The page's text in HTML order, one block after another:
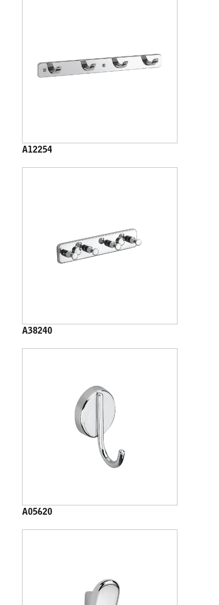
A12254
A38240
A05620